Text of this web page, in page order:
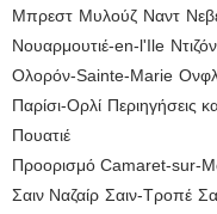
Μπρεστ Μυλούζ Ναντ
Νουαρμουτιέ-en-l'Ile Ντιζόν
Ολορόν-Sainte-Marie
Παρίσι-Ορλί Περιηγήσεις
Πουατιέ
Προορισμό Camaret-sur-
Σαιν Ναζαίρ Σαιν-Τροπέ